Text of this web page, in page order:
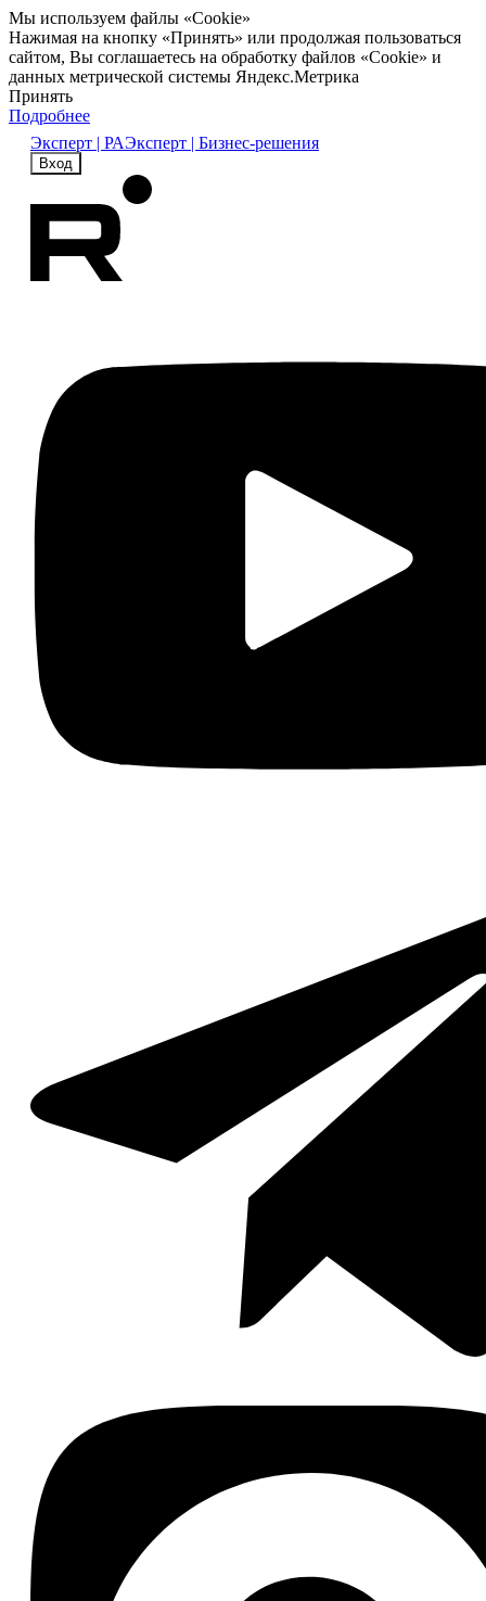
Мы используем файлы «Cookie»
Нажимая на кнопку «Принять» или продолжая пользоваться
сайтом, Вы соглашаетесь на обработку файлов «Cookie» и
данных метрической системы Яндекс.Метрика
Принять
Подробнее
Эксперт | РАЭксперт | Бизнес-решения
Вход